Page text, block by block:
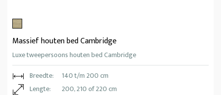
Massief houten bed Cambridge
Luxe tweepersoons houten bed Cambridge
Breedte:
140 t/m 200 cm
Lengte:
200, 210 of 220 cm